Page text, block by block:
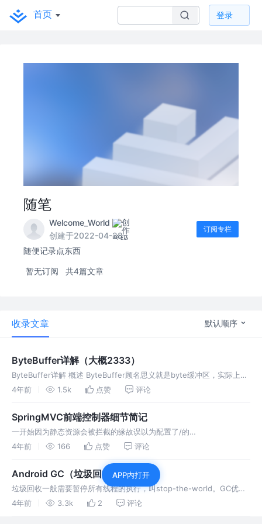
首页 登录
随笔
Welcome_World
创建于2022-04-28
订阅专栏
随便记录点东西
暂无订阅 共4篇文章
收录文章 默认顺序
ByteBuffer详解（大概2333）
ByteBuffer详解 概述 ByteBuffer顾名思义就是byte缓冲区，实际上底
层就是byte[ ]。
4年前 1.5k 点赞 评论
SpringMVC前端控制器细节简记
一开始因为静态资源会被拦截的缘故误以为配置了/的
DispatcherServlet会拦截所有的请求。可是今天在一个原生项目上使
4年前 166 点赞 评论
Android GC（垃圾回收）总结
垃圾回收一般需要暂停所有线程的执行，叫stop-the-world。GC优化
基本就是减少暂停次数和暂停时间。
4年前 3.3k 2 评论
APP内打开